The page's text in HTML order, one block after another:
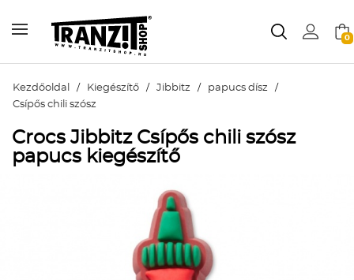
0
Kezdőoldal / Kiegészítő / Jibbitz / papucs dísz /
Csípős chili szósz
Crocs Jibbitz Csípős chili szósz
papucs kiegészítő